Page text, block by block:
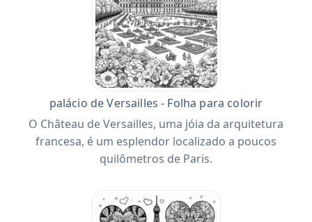
palácio de Versailles - Folha para colorir
O Château de Versailles, uma jóia da arquitetura
francesa, é um esplendor localizado a poucos
quilômetros de Paris.